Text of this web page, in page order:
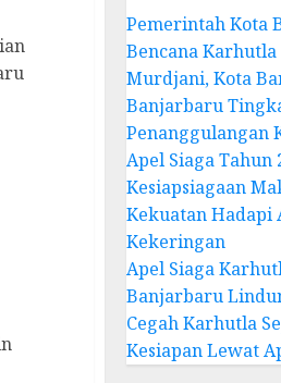
Pemerintah Kota
Bencana
Murdjani, Kota
Banjarbaru
Penanggulangan
Apel Siaga Tahun
Kesiapsiagaan
Kekuatan Hadapi
Kekeringan
Apel Siaga
Banjarbaru
Cegah Karhutla
Kesiapan Lewat